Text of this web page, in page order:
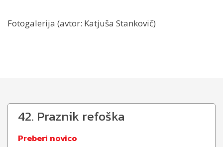
Fotogalerija (avtor: Katjuša Stankovič)
42. Praznik refoška
Preberi novico